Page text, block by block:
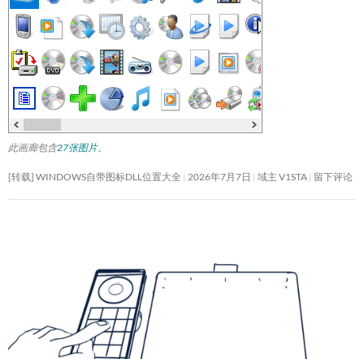
此画廊包含27张图片。
[转载] WINDOWS自带图标DLL位置大全 2026年7月7日 域主 V1STA 留下评论